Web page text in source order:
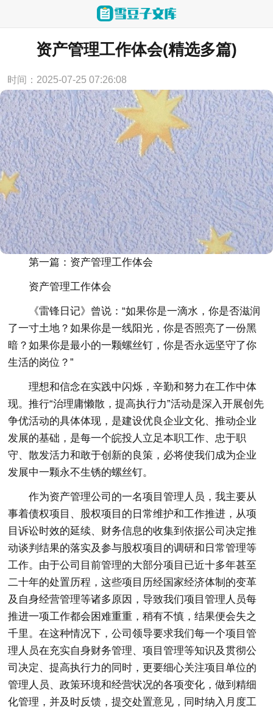
当前位置： 首页 > 心得体会
资产管理工作体会(精选多篇)
时间：2025-07-25 07:26:08
第一篇：资产管理工作体会
资产管理工作体会
《雷锋日记》曾说：“如果你是一滴水，你是否滋润
了一寸土地？如果你是一线阳光，你是否照亮了一份黑
暗？如果你是最小的一颗螺丝钉，你是否永远坚守了你
生活的岗位？”
理想和信念在实践中闪烁，辛勤和努力在工作中体
现。推行“治理庸懒散，提高执行力”活动是深入开展创先
争优活动的具体体现，是建设优良企业文化、推动企业
发展的基础，是每一个皖投人立足本职工作、忠于职
守、散发活力和敢于创新的良策，必将使我们成为企业
发展中一颗永不生锈的螺丝钉。
作为资产管理公司的一名项目管理人员，我主要从
事着债权项目、股权项目的日常维护和工作推进，从项
目诉讼时效的延续、财务信息的收集到依据公司决定推
动谈判结果的落实及参与股权项目的调研和日常管理等
工作。由于公司目前管理的大部分项目已近十多年甚至
二十年的处置历程，这些项目历经国家经济体制的变革
及自身经营管理等诸多原因，导致我们项目管理人员每
推进一项工作都会困难重重，稍有不慎，结果便会失之
千里。在这种情况下，公司领导要求我们每一个项目管
理人员在充实自身财务管理、项目管理等知识及贯彻公
司决定、提高执行力的同时，更要细心关注项目单位的
管理人员、政策环境和经营状况的各项变化，做到精细
化管理，并及时反馈，提交处置意见，同时纳入月度工